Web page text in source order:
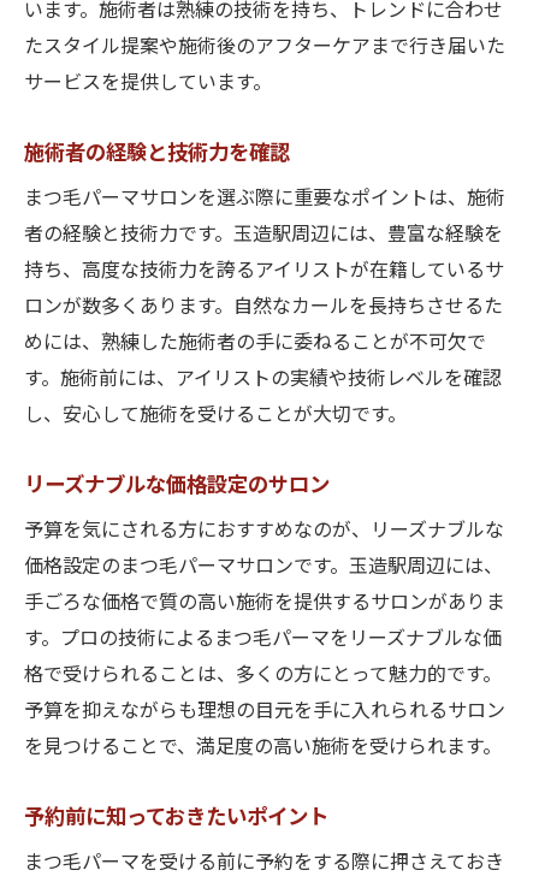
います。施術者は熟練の技術を持ち、トレンドに合わせ
たスタイル提案や施術後のアフターケアまで行き届いた
サービスを提供しています。
施術者の経験と技術力を確認
まつ毛パーマサロンを選ぶ際に重要なポイントは、施術
者の経験と技術力です。玉造駅周辺には、豊富な経験を
持ち、高度な技術力を誇るアイリストが在籍しているサ
ロンが数多くあります。自然なカールを長持ちさせるた
めには、熟練した施術者の手に委ねることが不可欠で
す。施術前には、アイリストの実績や技術レベルを確認
し、安心して施術を受けることが大切です。
リーズナブルな価格設定のサロン
予算を気にされる方におすすめなのが、リーズナブルな
価格設定のまつ毛パーマサロンです。玉造駅周辺には、
手ごろな価格で質の高い施術を提供するサロンがありま
す。プロの技術によるまつ毛パーマをリーズナブルな価
格で受けられることは、多くの方にとって魅力的です。
予算を抑えながらも理想の目元を手に入れられるサロン
を見つけることで、満足度の高い施術を受けられます。
予約前に知っておきたいポイント
まつ毛パーマを受ける前に予約をする際に押さえておき